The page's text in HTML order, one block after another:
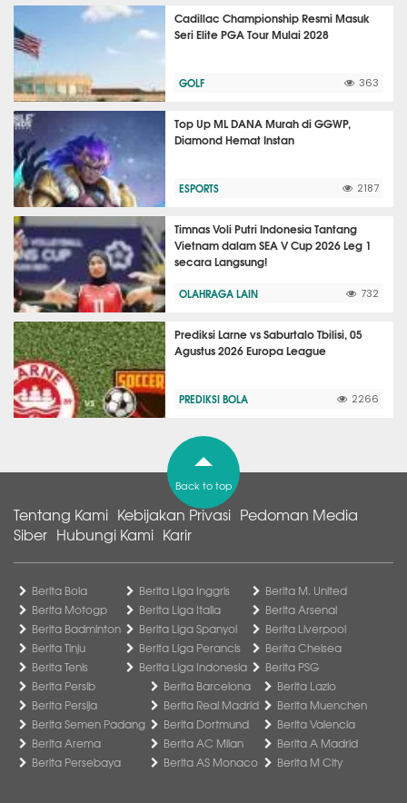
Cadillac Championship Resmi Masuk
Seri Elite PGA Tour Mulai 2028
GOLF 363
Top Up ML DANA Murah di GGWP,
Diamond Hemat Instan
ESPORTS 2187
Timnas Voli Putri Indonesia Tantang
Vietnam dalam SEA V Cup 2026 Leg 1
secara Langsung!
OLAHRAGA LAIN 732
Prediksi Larne vs Saburtalo Tbilisi, 05
Agustus 2026 Europa League
PREDIKSI BOLA 2266
Back to top
Tentang Kami Kebijakan Privasi Pedoman Media
Siber Hubungi Kami Karir
Berita Bola
Berita Motogp
Berita Badminton
Berita Tinju
Berita Tenis
Berita Liga Inggris
Berita Liga Italia
Berita Liga Spanyol
Berita Liga Perancis
Berita Liga Indonesia
Berita M. United
Berita Arsenal
Berita Liverpool
Berita Chelsea
Berita PSG
Berita Persib
Berita Persija
Berita Semen Padang
Berita Arema
Berita Persebaya
Berita Barcelona
Berita Real Madrid
Berita Dortmund
Berita AC Milan
Berita AS Monaco
Berita Lazio
Berita Muenchen
Berita Valencia
Berita A Madrid
Berita M City